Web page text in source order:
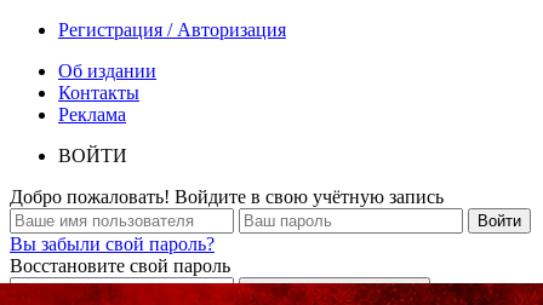
Регистрация / Авторизация
Об издании
Контакты
Реклама
ВОЙТИ
Добро пожаловать! Войдите в свою учётную запись
Вы забыли свой пароль?
Восстановите свой пароль